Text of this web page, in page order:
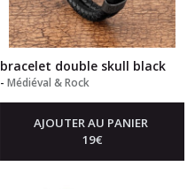
bracelet double skull black
-Médiéval & Rock
AJOUTER AU PANIER
19€